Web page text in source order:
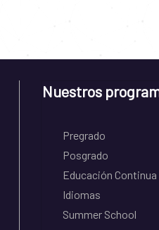
Nuestros
Pregrado
Posgrado
Educación Continua
Idiomas
Summer School